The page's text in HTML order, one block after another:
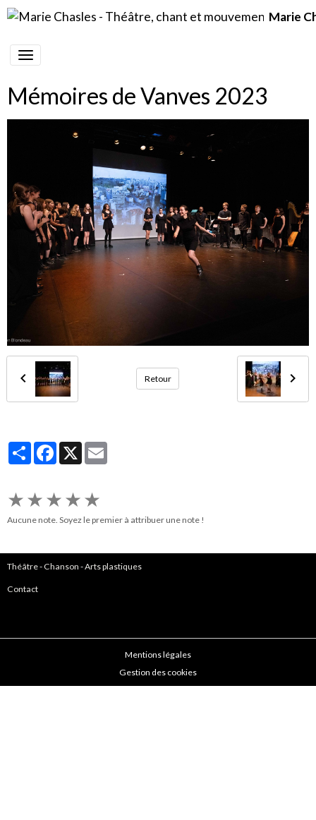
Marie
Mémoires de Vanves 2023
Retour
PartagerFacebook
X
★★★★★
Aucune note. Soyez le premier à attribuer une note !
Théâtre-Chanson -Arts plastiques
Contact
Mentions légales
Gestion des cookies